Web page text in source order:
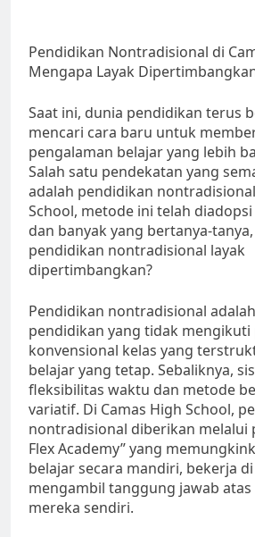
Pendidikan Nontradisional di
Mengapa Layak
Saat ini, dunia pendidikan terus
mencari cara baru untuk
pengalaman belajar yang lebih
Salah satu pendekatan yang
adalah pendidikan
School, metode ini telah
dan banyak yang bertanya-
pendidikan nontradisional layak
dipertimbangkan?
Pendidikan nontradisional
pendidikan yang tidak mengikuti
konvensional kelas yang
belajar yang tetap. Sebaliknya,
fleksibilitas waktu dan metode
variatif. Di Camas High School,
nontradisional diberikan melalui
Flex Academy” yang
belajar secara mandiri, bekerja
mengambil tanggung jawab
mereka sendiri.